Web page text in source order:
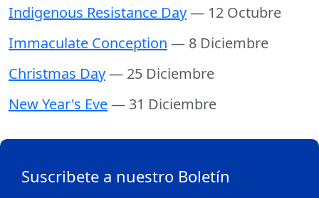
Indigenous Resistance Day— 12 Octubre
Immaculate Conception — 8 Diciembre
Christmas Day— 25 Diciembre
New Year's Eve— 31 Diciembre
Suscribete a nuestro Boletín